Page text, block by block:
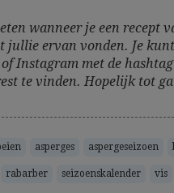
wanneer je een recept
jullie ervan vonden. Je
Instagram met de
te vinden. Hopelijk tot
asperges aspergeseizoen
rabarber seizoenskalender vis